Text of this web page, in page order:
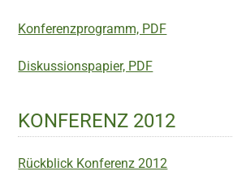
Konferenzprogramm, PDF
Diskussionspapier, PDF
KONFERENZ 2012
Rückblick Konferenz 2012